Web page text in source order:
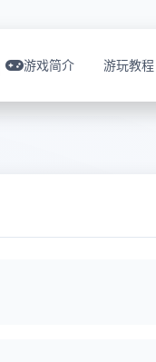
游戏简介 游玩教程